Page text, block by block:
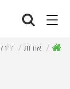
Navigation
אודות